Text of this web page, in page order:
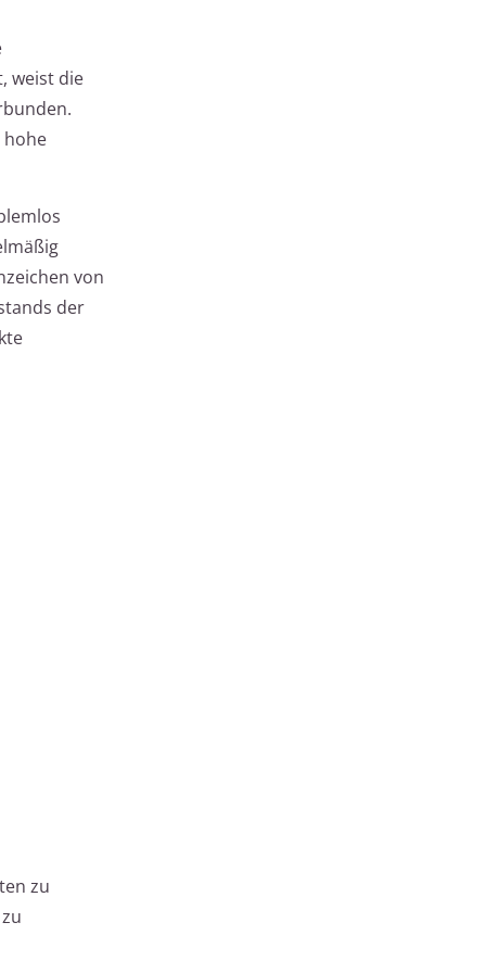
weist die
hohe
von
der
zu